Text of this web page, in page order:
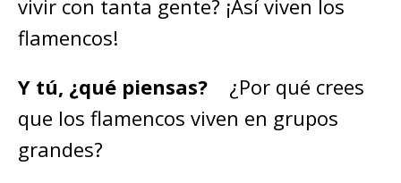
vivir con tanta gente? ¡Así viven los
flamencos!
Y tú, ¿qué piensas? ¿Por qué crees
que los flamencos viven en grupos
grandes?